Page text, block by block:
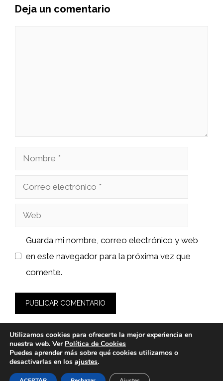
Deja un comentario
Nombre
Correo
Web
Guarda mi nombre, correo electrónico y web
en este navegador para la próxima vez que
comente.
© 2026 calsat-repuestos.es -
Utilizamos cookies para ofrecerte la mejor experiencia en
nuestra web. Ver Política de Cookies
Puedes aprender más sobre qué cookies utilizamos o
desactivarlas en los ajustes.